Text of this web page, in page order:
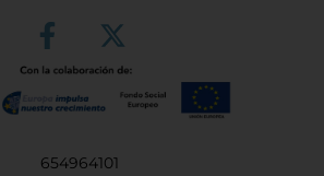
654964101